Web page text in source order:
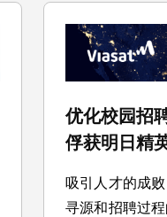
优化校园招
俘获明日精
吸引人才的成
寻源和招聘过